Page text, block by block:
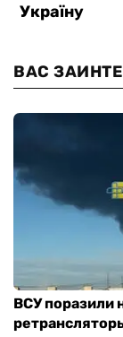
ВАС
ВСУ поразили